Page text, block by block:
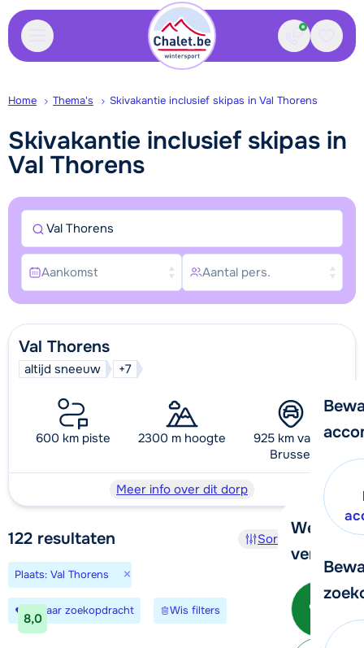
Contact
We
verder!
Home Thema's Skivakantie inclusief skipas in Val Thorens
Skivakantie inclusief skipas in
Val Thorens
Val Thorens
altijd sneeuw +7
600 km piste 2300 m hoogte
925 km vanaf
Brussel
Meer info over dit dorp
122 resultaten Sorteer en filter
Plaats: Val Thorens ×
Bewaar zoekopdracht Wis filters
8,0
Val Thorens
Aankomst Aantal pers.